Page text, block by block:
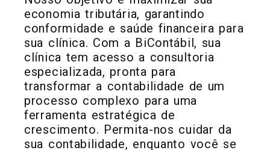
economia tributária, garantindo
conformidade e saúde financeira para
sua clínica. Com a BiContábil, sua
clínica tem acesso a consultoria
especializada, pronta para
transformar a contabilidade de um
processo complexo para uma
ferramenta estratégica de
crescimento. Permita-nos cuidar da
sua contabilidade, enquanto você se